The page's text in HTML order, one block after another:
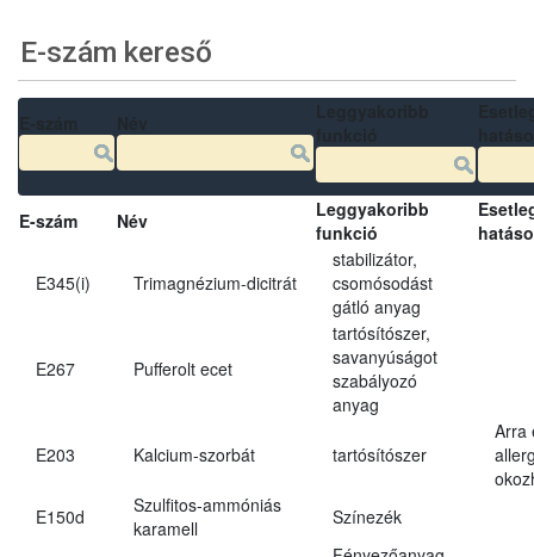
E-szám kereső
E-szám Név
Leggyakoribb
funkció
E345(i) Trimagnézium-dicitrát
stabilizátor,
csomósodást
gátló anyag
E267 Pufferolt ecet
tartósítószer,
savanyúságot
szabályozó
anyag
E203 Kalcium-szorbát tartósítószer
Arra
E150d
Szulfitos-ammóniás
karamell
Színezék